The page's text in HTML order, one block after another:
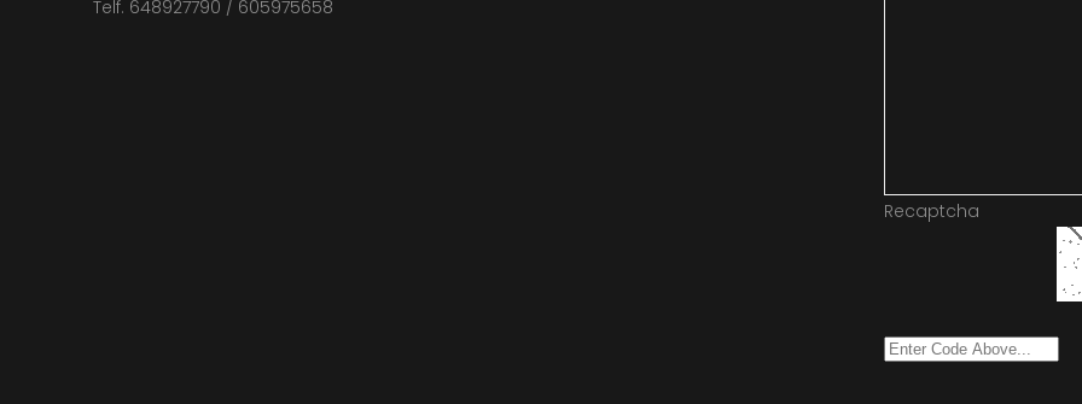
Telf. 648927790 / 605975658
Recaptcha